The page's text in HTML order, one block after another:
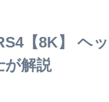
【8K】 ヘ
が解説